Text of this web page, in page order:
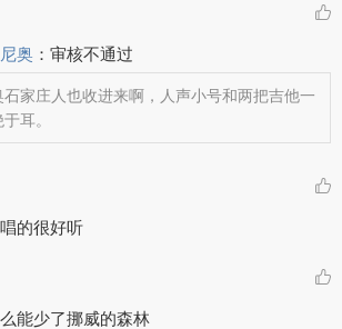
奥 ： 审核不通过
石家庄人也收进来啊，人声小号和两把吉他一
耳。
的很好听
能少了挪威的森林